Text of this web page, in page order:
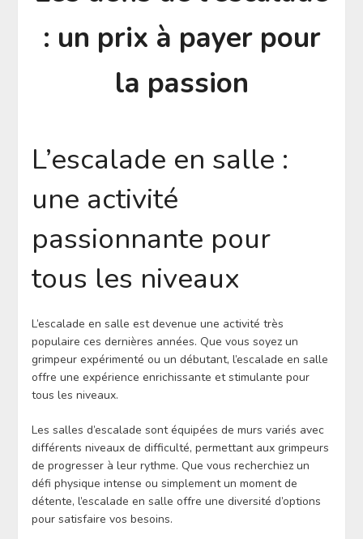
: un prix à payer pour
la passion
L’escalade en salle :
une activité
passionnante pour
tous les niveaux
L’escalade en salle est devenue une activité très
populaire ces dernières années. Que vous soyez un
grimpeur expérimenté ou un débutant, l’escalade en salle
offre une expérience enrichissante et stimulante pour
tous les niveaux.
Les salles d’escalade sont équipées de murs variés avec
différents niveaux de difficulté, permettant aux grimpeurs
de progresser à leur rythme. Que vous recherchiez un
défi physique intense ou simplement un moment de
détente, l’escalade en salle offre une diversité d’options
pour satisfaire vos besoins.